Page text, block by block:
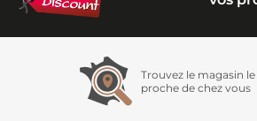
Trouvez le magasin
proche de chez vous